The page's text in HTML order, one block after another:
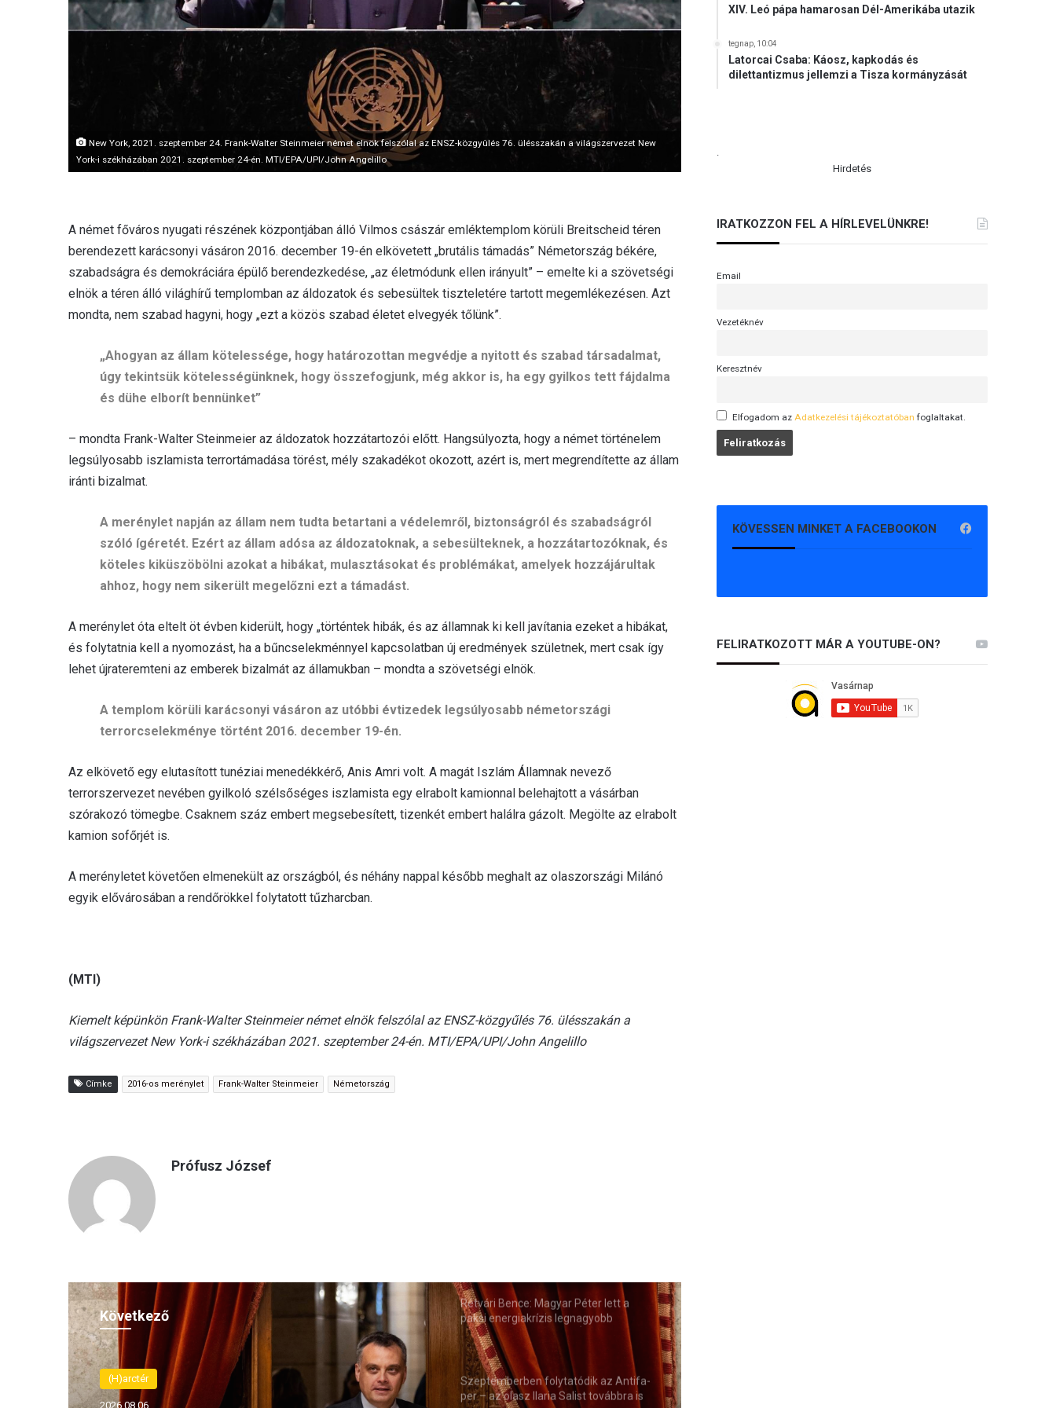
New York, 2021. szeptember 24. Frank-Walter Steinmeier német elnök felszólal az ENSZ-közgyûlés 76. ülésszakán a világszervezet New
York-i székházában 2021. szeptember 24-én. MTI/EPA/UPI/John Angelillo
A német főváros nyugati részének központjában álló Vilmos császár emléktemplom körüli Breitscheid téren
berendezett karácsonyi vásáron 2016. december 19-én elkövetett „brutális támadás” Németország békére,
szabadságra és demokráciára épülő berendezkedése, „az életmódunk ellen irányult” – emelte ki a szövetségi
elnök a téren álló világhírű templomban az áldozatok és sebesültek tiszteletére tartott megemlékezésen. Azt
mondta, nem szabad hagyni, hogy „ezt a közös szabad életet elvegyék tőlünk”.
„Ahogyan az állam kötelessége, hogy határozottan megvédje a nyitott és szabad társadalmat,
úgy tekintsük kötelességünknek, hogy összefogjunk, még akkor is, ha egy gyilkos tett fájdalma
és dühe elborít bennünket”
– mondta Frank-Walter Steinmeier az áldozatok hozzátartozói előtt. Hangsúlyozta, hogy a német történelem
legsúlyosabb iszlamista terrortámadása törést, mély szakadékot okozott, azért is, mert megrendítette az állam
iránti bizalmat.
A merénylet napján az állam nem tudta betartani a védelemről, biztonságról és szabadságról
szóló ígéretét. Ezért az állam adósa az áldozatoknak, a sebesülteknek, a hozzátartozóknak, és
köteles kiküszöbölni azokat a hibákat, mulasztásokat és problémákat, amelyek hozzájárultak
ahhoz, hogy nem sikerült megelőzni ezt a támadást.
A merénylet óta eltelt öt évben kiderült, hogy „történtek hibák, és az államnak ki kell javítania ezeket a hibákat,
és folytatnia kell a nyomozást, ha a bűncselekménnyel kapcsolatban új eredmények születnek, mert csak így
lehet újrateremteni az emberek bizalmát az államukban – mondta a szövetségi elnök.
A templom körüli karácsonyi vásáron az utóbbi évtizedek legsúlyosabb németországi
terrorcselekménye történt 2016. december 19-én.
Az elkövető egy elutasított tunéziai menedékkérő, Anis Amri volt. A magát Iszlám Államnak nevező
terrorszervezet nevében gyilkoló szélsőséges iszlamista egy elrabolt kamionnal belehajtott a vásárban
szórakozó tömegbe. Csaknem száz embert megsebesített, tizenkét embert halálra gázolt. Megölte az elrabolt
kamion sofőrjét is.
A merényletet követően elmenekült az országból, és néhány nappal később meghalt az olaszországi Milánó
egyik elővárosában a rendőrökkel folytatott tűzharcban.
(MTI)
Kiemelt képünkön Frank-Walter Steinmeier német elnök felszólal az ENSZ-közgyűlés 76. ülésszakán a
világszervezet New York-i székházában 2021. szeptember 24-én. MTI/EPA/UPI/John Angelillo
Címke 2016-os merénylet Frank-Walter Steinmeier Németország
Prófusz József
Következő
(H)arctér
2026.08.06.
Rétvári Bence: Magyar Péter lett a
paksi energiakrízis legnagyobb
rémhírterjesztője (VIDEÓ)
Szeptemberben folytatódik az Antifa-
per – az olasz Ilaria Salist továbbra is
XIV. Leó pápa hamarosan Dél-Amerikába utazik
tegnap, 10:04
Latorcai Csaba: Káosz, kapkodás és
dilettantizmus jellemzi a Tisza kormányzását
.
Hirdetés
IRATKOZZON FEL A HÍRLEVELÜNKRE!
Email
Vezetéknév
Keresztnév
Elfogadom az Adatkezelési tájékoztatóban foglaltakat.
KÖVESSEN MINKET A FACEBOOKON
FELIRATKOZOTT MÁR A YOUTUBE-ON?